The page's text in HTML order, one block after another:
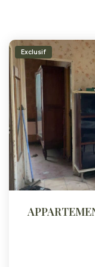
Exclusif